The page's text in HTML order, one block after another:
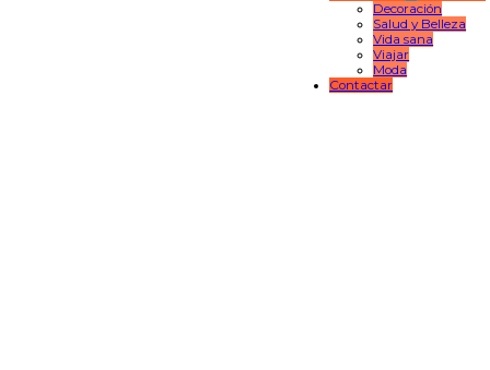
Decoración
Salud y Belleza
Vida sana
Viajar
Moda
Contactar